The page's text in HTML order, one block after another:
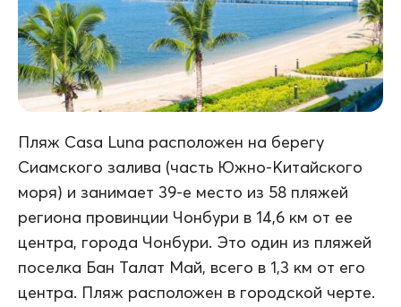
Пляж Casa Luna расположен на берегу
Сиамского залива (часть Южно-Китайского
моря) и занимает 39-е место из 58 пляжей
региона провинции Чонбури в 14,6 км от ее
центра, города Чонбури. Это один из пляжей
поселка Бан Талат Май, всего в 1,3 км от его
центра. Пляж расположен в городской черте.